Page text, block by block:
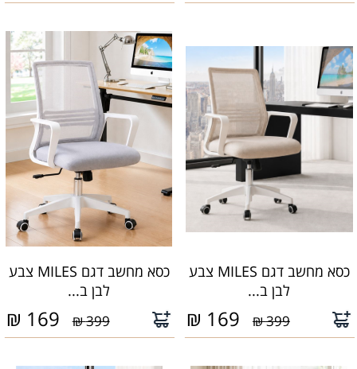
כסא מחשב דגם MILES צבע
לבן ב...
399 ₪
169
₪
כסא מחשב דגם MILES צבע
לבן ב...
399 ₪
169
₪